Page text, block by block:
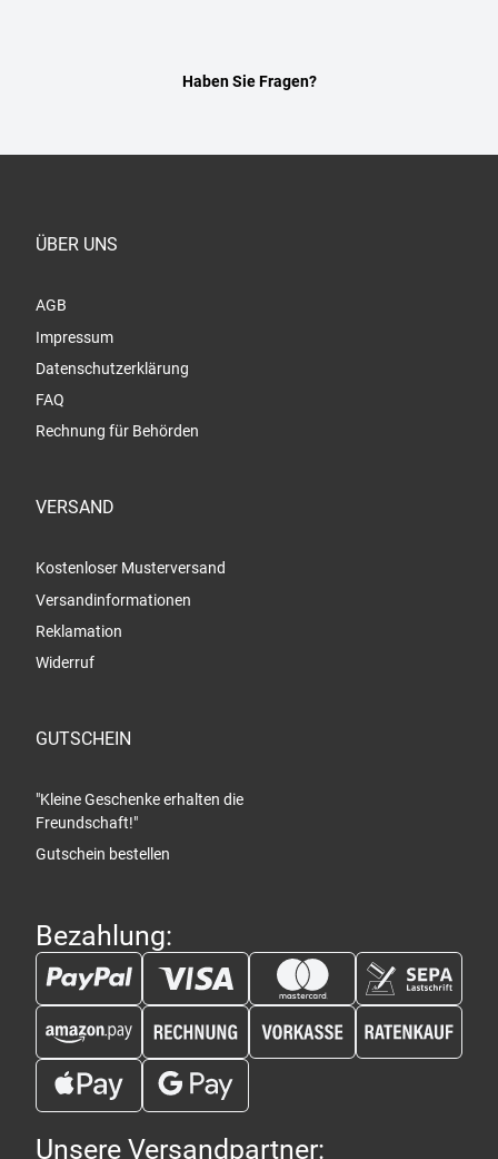
Haben Sie Fragen?
ÜBER UNS
AGB
Impressum
Datenschutzerklärung
FAQ
Rechnung für Behörden
VERSAND
Kostenloser Musterversand
Versandinformationen
Reklamation
Widerruf
GUTSCHEIN
"Kleine Geschenke erhalten die
Freundschaft!"
Gutschein bestellen
Bezahlung:
Unsere Versandpartner: